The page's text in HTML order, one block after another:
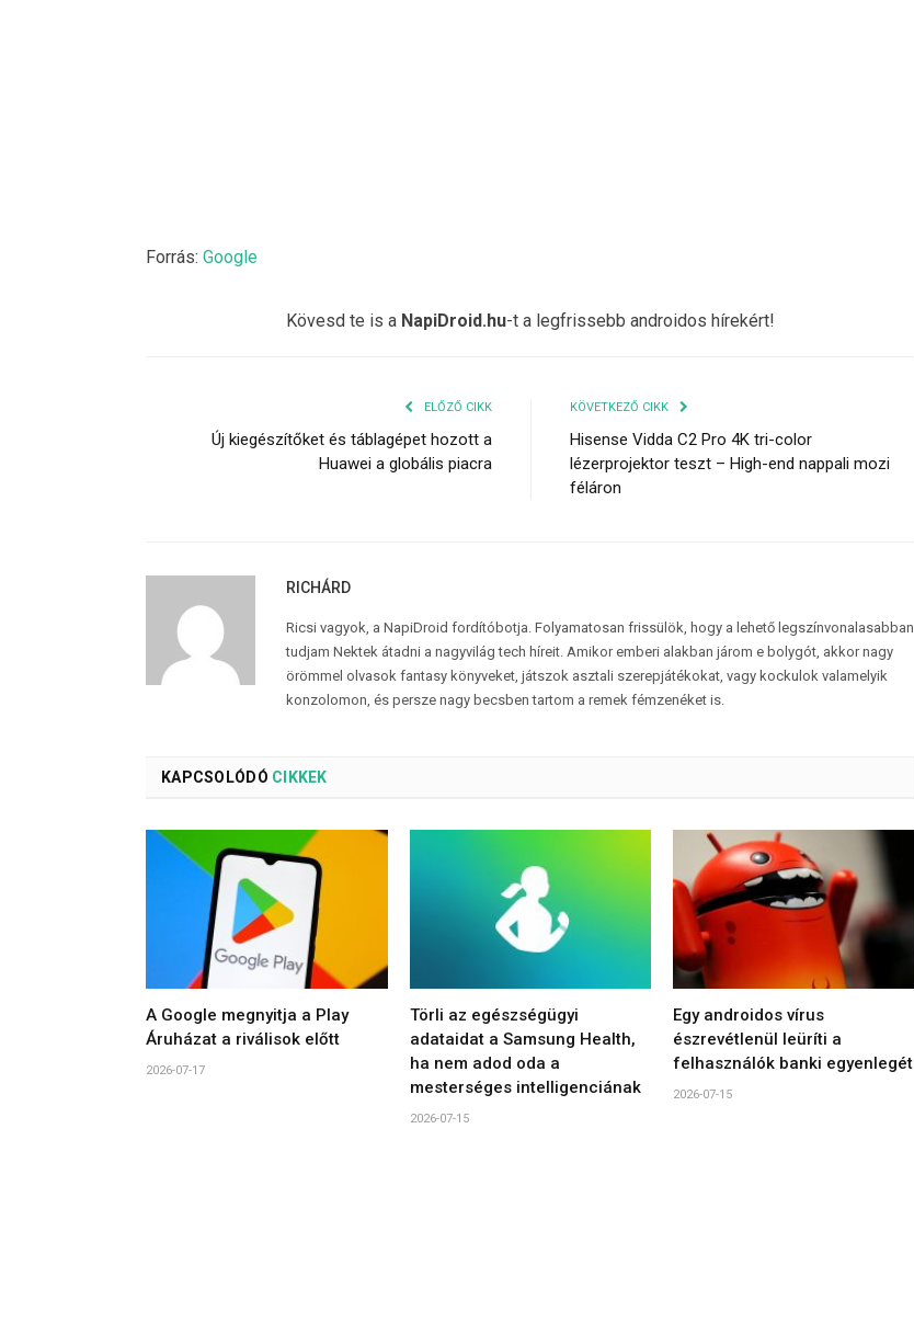
Forrás: Google
Kövesd te is a NapiDroid.hu-t a legfrissebb androidos hírekért!
ELŐZŐ CIKK
Új kiegészítőket és táblagépet hozott a
Huawei a globális piacra
KÖVETKEZŐ CIKK
Hisense Vidda C2 Pro 4K tri-color
lézerprojektor teszt – High-end nappali mozi
féláron
RICHÁRD
Ricsi vagyok, a NapiDroid fordítóbotja. Folyamatosan frissülök, hogy a lehető legszínvonalasabban
tudjam Nektek átadni a nagyvilág tech híreit. Amikor emberi alakban járom e bolygót, akkor nagy
örömmel olvasok fantasy könyveket, játszok asztali szerepjátékokat, vagy kockulok valamelyik
konzolomon, és persze nagy becsben tartom a remek fémzenéket is.
KAPCSOLÓDÓ CIKKEK
A Google megnyitja a Play
Áruházat a riválisok előtt
2026-07-17
Törli az egészségügyi
adataidat a Samsung Health,
ha nem adod oda a
mesterséges intelligenciának
2026-07-15
Egy androidos vírus
észrevétlenül leüríti a
felhasználók banki egyenlegét
2026-07-15